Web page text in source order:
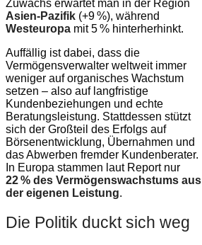
Zuwachs erwartet man in der Region
Asien-Pazifik (+9 %), während
Westeuropa mit 5 % hinterherhinkt.
Auffällig ist dabei, dass die
Vermögensverwalter weltweit immer
weniger auf organisches Wachstum
setzen – also auf langfristige
Kundenbeziehungen und echte
Beratungsleistung. Stattdessen stützt
sich der Großteil des Erfolgs auf
Börsenentwicklung, Übernahmen und
das Abwerben fremder Kundenberater.
In Europa stammen laut Report nur
22 % des Vermögenswachstums aus
der eigenen Leistung.
Die Politik duckt sich weg